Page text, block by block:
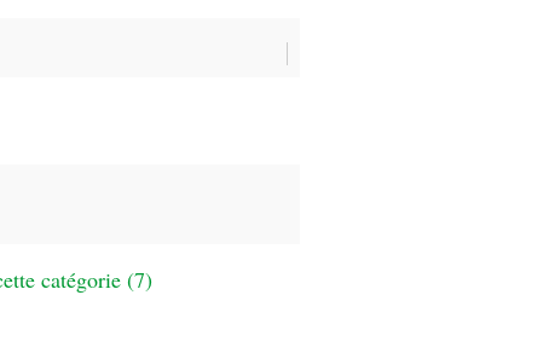
catégorie (7)